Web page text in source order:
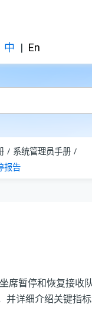
中 | En
系统管理员手册
报告
席暂停和恢复接收
并详细介绍关键指